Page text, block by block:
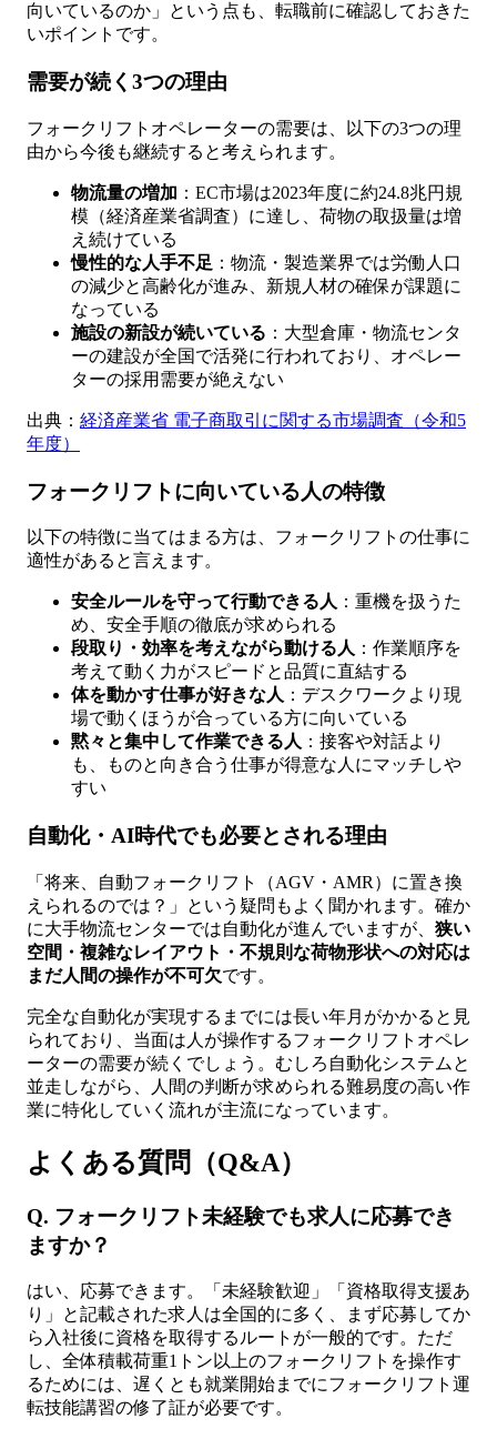
向いているのか」という点も、転職前に確認しておきた
いポイントです。
需要が続く3つの理由
フォークリフトオペレーターの需要は、以下の3つの理
由から今後も継続すると考えられます。
物流量の増加 ：EC市場は2023年度に約24.8兆円規
模（経済産業省調査）に達し、荷物の取扱量は増
え続けている
慢性的な人手不足 ：物流・製造業界では労働人口
の減少と高齢化が進み、新規人材の確保が課題に
なっている
施設の新設が続いている ：大型倉庫・物流センタ
ーの建設が全国で活発に行われており、オペレー
ターの採用需要が絶えない
出典： 経済産業省 電子商取引に関する市場調査（令和5
年度）
フォークリフトに向いている人の特徴
以下の特徴に当てはまる方は、フォークリフトの仕事に
適性があると言えます。
安全ルールを守って行動できる人 ：重機を扱うた
め、安全手順の徹底が求められる
段取り・効率を考えながら動ける人 ：作業順序を
考えて動く力がスピードと品質に直結する
体を動かす仕事が好きな人 ：デスクワークより現
場で動くほうが合っている方に向いている
黙々と集中して作業できる人 ：接客や対話より
も、ものと向き合う仕事が得意な人にマッチしや
すい
自動化・AI時代でも必要とされる理由
「将来、自動フォークリフト（AGV・AMR）に置き換
えられるのでは？」という疑問もよく聞かれます。確か
に大手物流センターでは自動化が進んでいますが、 狭い
空間・複雑なレイアウト・不規則な荷物形状への対応は
まだ人間の操作が不可欠です。
完全な自動化が実現するまでには長い年月がかかると見
られており、当面は人が操作するフォークリフトオペレ
ーターの需要が続くでしょう。むしろ自動化システムと
並走しながら、人間の判断が求められる難易度の高い作
業に特化していく流れが主流になっています。
よくある質問（Q&A）
Q. フォークリフト未経験でも求人に応募でき
ますか？
はい、応募できます。「未経験歓迎」「資格取得支援あ
り」と記載された求人は全国的に多く、まず応募してか
ら入社後に資格を取得するルートが一般的です。ただ
し、全体積載荷重1トン以上のフォークリフトを操作す
るためには、遅くとも就業開始までにフォークリフト運
転技能講習の修了証が必要です。